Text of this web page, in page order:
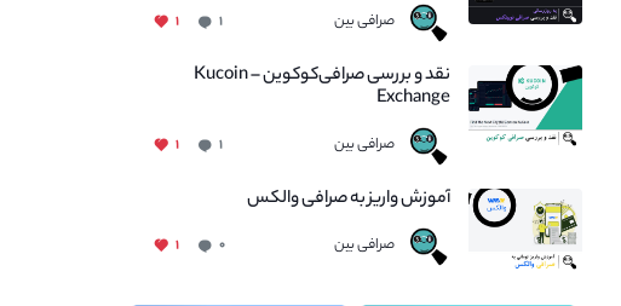
صرافی بین ۱ ۱
نقد و بررسی صرافی‌کوکوین – Kucoin
Exchange
صرافی بین ۱ ۱
آموزش واریز به صرافی والکس
صرافی بین ۰ ۱